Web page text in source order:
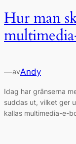
Hur man
—avAndy
Idag har gränserna
suddas ut, vilket ger
kallas multimedia-e-